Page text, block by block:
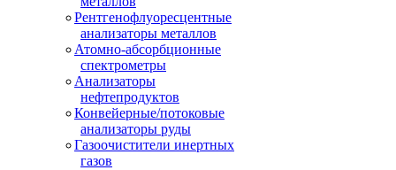
Рентгенофлуоресцентные
анализаторы металлов
Атомно-абсорбционные
спектрометры
Анализаторы
нефтепродуктов
Конвейерные/потоковые
анализаторы руды
Газоочистители инертных
газов